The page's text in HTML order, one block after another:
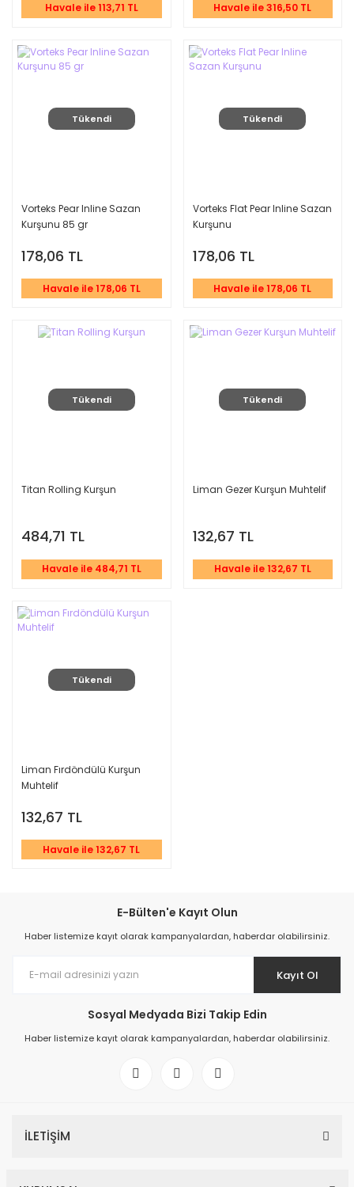
Havale ile 113,71 TL Havale ile 316,50 TL
Tükendi
Vorteks Pear Inline Sazan
Kurşunu 85 gr
178,06 TL
Havale ile 178,06 TL
Tükendi
Vorteks Flat Pear Inline Sazan
Kurşunu
178,06 TL
Havale ile 178,06 TL
Tükendi
Titan Rolling Kurşun
484,71 TL
Havale ile 484,71 TL
Tükendi
Liman Gezer Kurşun Muhtelif
132,67 TL
Havale ile 132,67 TL
Tükendi
Liman Fırdöndülü Kurşun
Muhtelif
132,67 TL
Havale ile 132,67 TL
E-Bülten'e Kayıt Olun
Haber listemize kayıt olarak kampanyalardan, haberdar olabilirsiniz.
Kayıt Ol
Sosyal Medyada Bizi Takip Edin
Haber listemize kayıt olarak kampanyalardan, haberdar olabilirsiniz.
İLETİŞİM